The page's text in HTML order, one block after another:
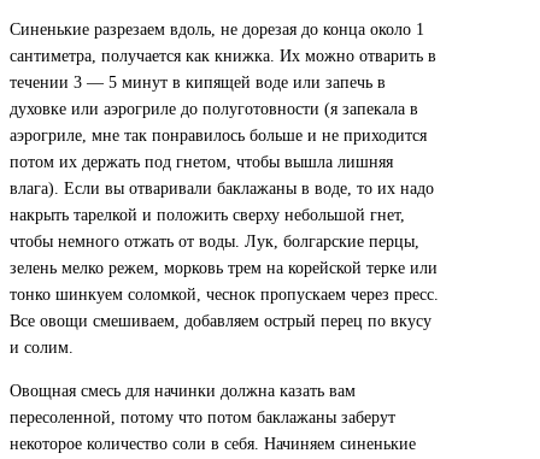
Синенькие разрезаем вдоль, не дорезая до конца около 1
сантиметра, получается как книжка. Их можно отварить в
течении 3 — 5 минут в кипящей воде или запечь в
духовке или аэрогриле до полуготовности (я запекала в
аэрогриле, мне так понравилось больше и не приходится
потом их держать под гнетом, чтобы вышла лишняя
влага). Если вы отваривали баклажаны в воде, то их надо
накрыть тарелкой и положить сверху небольшой гнет,
чтобы немного отжать от воды. Лук, болгарские перцы,
зелень мелко режем, морковь трем на корейской терке или
тонко шинкуем соломкой, чеснок пропускаем через пресс.
Все овощи смешиваем, добавляем острый перец по вкусу
и солим.
Овощная смесь для начинки должна казать вам
пересоленной, потому что потом баклажаны заберут
некоторое количество соли в себя. Начиняем синенькие